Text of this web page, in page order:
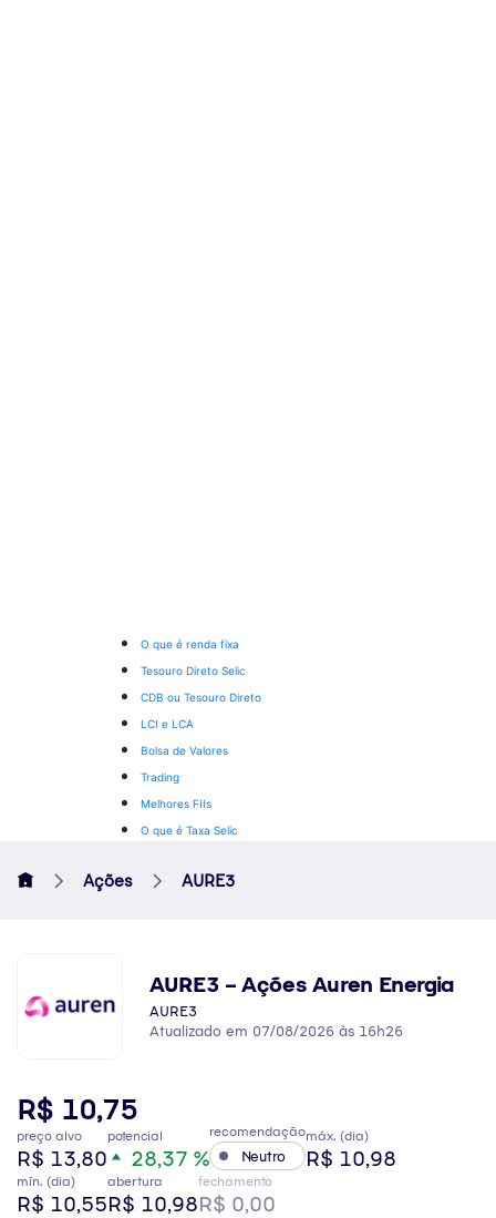
O que é renda fixa
Tesouro Direto Selic
CDB ou Tesouro Direto
LCI e LCA
Bolsa de Valores
Trading
Melhores FIIs
O que é Taxa Selic
Ações AURE3
AURE3 – Ações Auren Energia
AURE3
Atualizado em 07/08/2026 às 16h26
R$ 10,75
preço alvo
R$ 13,80
potencial
28,37 %
recomendação
Neutro
máx. (dia)
R$ 10,98
mín. (dia)
R$ 10,55
abertura
R$ 10,98
fechamento
R$ 0,00